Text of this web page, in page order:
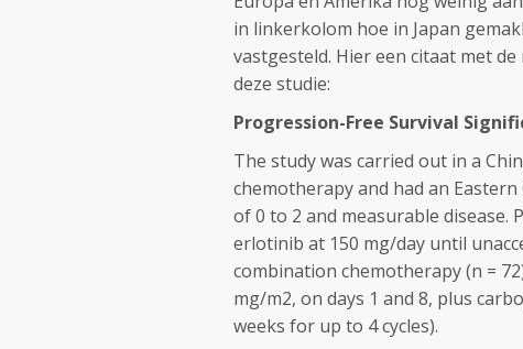
in linkerkolom hoe in Japan
vastgesteld. Hier een citaat met
deze studie:
Progression-Free Survival
The study was carried out in a
chemotherapy and had an
of 0 to 2 and measurable disease.
erlotinib at 150 mg/day until
combination chemotherapy (n =
mg/m2, on days 1 and 8, plus
weeks for up to 4 cycles).